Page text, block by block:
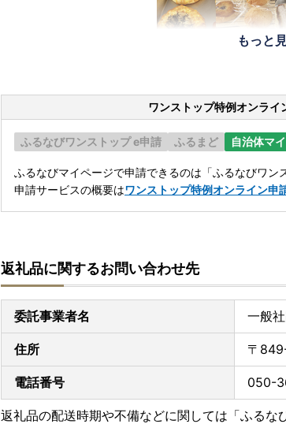
もっと
ワンストップ特例オンライ
ふるなびワンストップ e申請 ふるまど 自治体マ
ふるなびマイページで申請できるのは「ふるなびワン
申請サービスの概要はワンストップ特例オンライン申
返礼品に関するお問い合わせ先
委託事業者名 一般
住所 〒
電話番号 050-
返礼品の配送時期や不備などに関しては「ふるな